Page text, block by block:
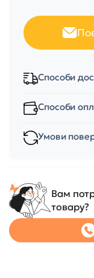
Способи
Способи
Умови
Вам
товару?